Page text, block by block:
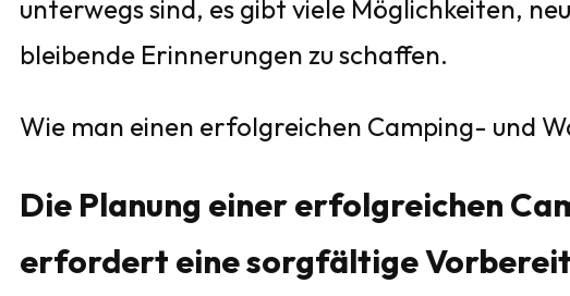
unterwegs sind, es gibt viele Möglichkeiten,
bleibende Erinnerungen zu schaffen.
Wie man einen erfolgreichen Camping- und
Die Planung einer erfolgreichen
erfordert eine sorgfältige